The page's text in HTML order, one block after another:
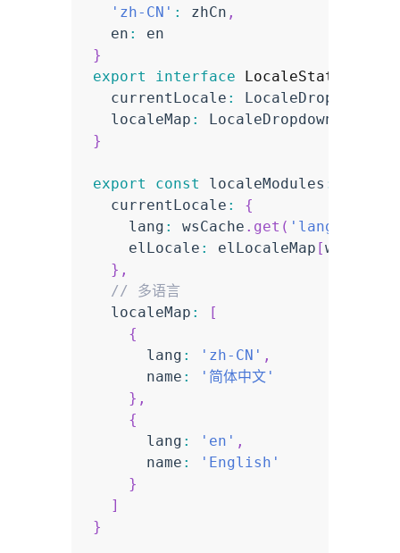
'zh-CN' : zhCn ,
  en
:
}
export
interface LocaleState
  currentLocale
:
  localeMap
: LocaleDropdownType
}
export const localeModules :
  currentLocale
:
{
    lang
: wsCache . get ( 'lang'
    elLocale
: elLocaleMap [wsCache
} ,
// 多语言
  localeMap
:
[
{
      lang
: 'zh-CN' ,
      name
:
'简体中文'
} ,
{
      lang
: 'en' ,
      name
:
'English'
}
]
}